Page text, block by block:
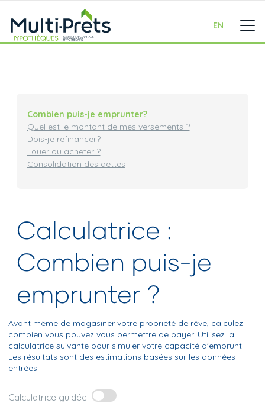
EN
Combien puis-je emprunter?
Quel est le montant de mes versements ?
Dois-je refinancer?
Louer ou acheter ?
Consolidation des dettes
Calculatrice :
Combien puis-je
emprunter ?
Avant même de magasiner votre propriété de rêve, calculez
combien vous pouvez vous permettre de payer. Utilisez la
calculatrice suivante pour simuler votre capacité d'emprunt.
Les résultats sont des estimations basées sur les données
entrées.
Calculatrice guidée